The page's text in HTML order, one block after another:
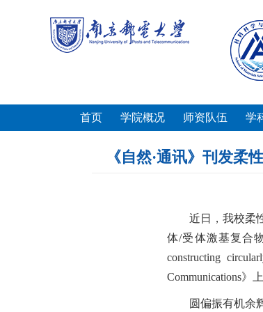
首页 学院概况 师资队伍 学
《自然·通讯》刊发
近日，我校柔
体/受体激基复合
constructing
Communications》
圆偏振有机余